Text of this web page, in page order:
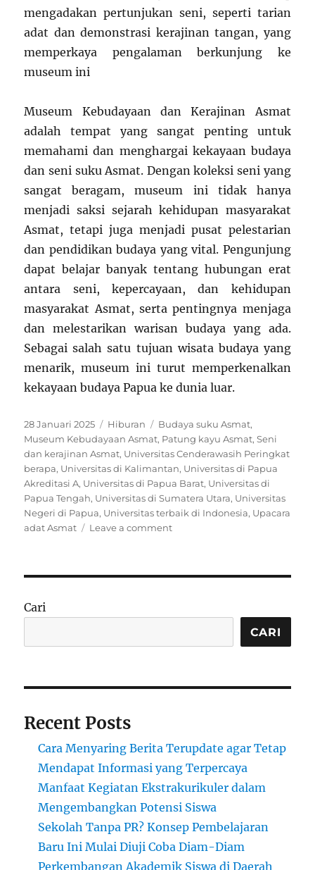
mengadakan pertunjukan seni, seperti tarian
adat dan demonstrasi kerajinan tangan, yang
memperkaya pengalaman berkunjung ke
museum ini
Museum Kebudayaan dan Kerajinan Asmat
adalah tempat yang sangat penting untuk
memahami dan menghargai kekayaan budaya
dan seni suku Asmat. Dengan koleksi seni yang
sangat beragam, museum ini tidak hanya
menjadi saksi sejarah kehidupan masyarakat
Asmat, tetapi juga menjadi pusat pelestarian
dan pendidikan budaya yang vital. Pengunjung
dapat belajar banyak tentang hubungan erat
antara seni, kepercayaan, dan kehidupan
masyarakat Asmat, serta pentingnya menjaga
dan melestarikan warisan budaya yang ada.
Sebagai salah satu tujuan wisata budaya yang
menarik, museum ini turut memperkenalkan
kekayaan budaya Papua ke dunia luar.
Posted
on
28 Januari 2025 Categories
Hiburan Tags
Budaya suku Asmat,
Museum Kebudayaan Asmat, Patung kayu Asmat,Seni
dan kerajinan Asmat, Universitas Cenderawasih Peringkat
berapa, Universitas di Kalimantan, Universitas di Papua
Akreditasi A, Universitas di Papua Barat, Universitas di
Papua Tengah, Universitas di Sumatera Utara, Universitas
Negeri di Papua, Universitas terbaik di Indonesia, Upacara
adat Asmat
Leave a commenton
Kebudayaan
Kerajinan
Cari
CARI
Recent Posts
Cara Menyaring Berita Terupdate agar Tetap
Mendapat Informasi yang Terpercaya
Manfaat Kegiatan Ekstrakurikuler dalam
Mengembangkan Potensi Siswa
Sekolah Tanpa PR? Konsep Pembelajaran
Baru Ini Mulai Diuji Coba Diam-Diam
Perkembangan Akademik Siswa di Daerah